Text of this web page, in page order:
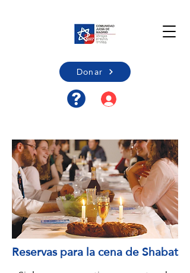
Donar
Reservas para la cena de Shabat